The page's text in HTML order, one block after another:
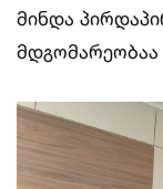
მინდა
მდგომარეობაა